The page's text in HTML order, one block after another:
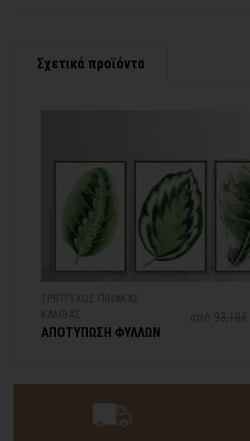
Σχετικά προϊόντα
ΑΠΟΤΥΠΩΣΗ ΦΥΛΛΩΝ